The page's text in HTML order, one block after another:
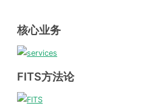
核心业务
FITS方法论